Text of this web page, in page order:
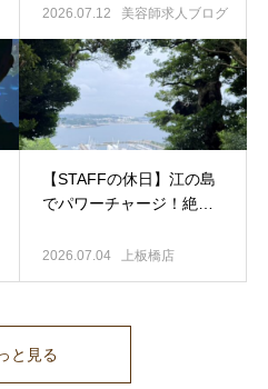
のリアルな関係性をお見
2026.07.12 美容師求人ブログ
​【STAFFの休日】江の島
でパワーチャージ！絶品
喫した充実の1日をお届け
2026.07.04 上板橋店
と見る